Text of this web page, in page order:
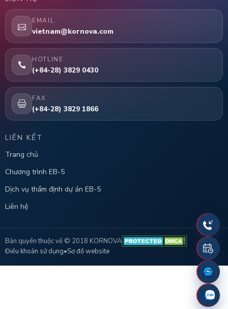
EMAIL
vietnam@kornova.com
HOTLINE
(+84-28) 3829 0430
FAX
(+84-28) 3829 1866
LIÊN KẾT
Trang chủ
Chương trình EB-5
Dịch vụ thẩm định dự án EB-5
Liên hệ
Bản quyền thuộc về © 2018 KORNOVA
Điều khoản sử dụng•Sơ đồ website